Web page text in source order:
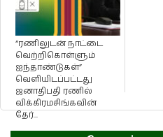
“ரணிலுடன் நாட்டை
வெற்றிகொள்ளும்
ஐந்தாண்டுகள்”
வெளியிடப்பட்டது
ஜனாதிபதி ரணில்
விக்கிரமசிங்கவின்
தேர்...